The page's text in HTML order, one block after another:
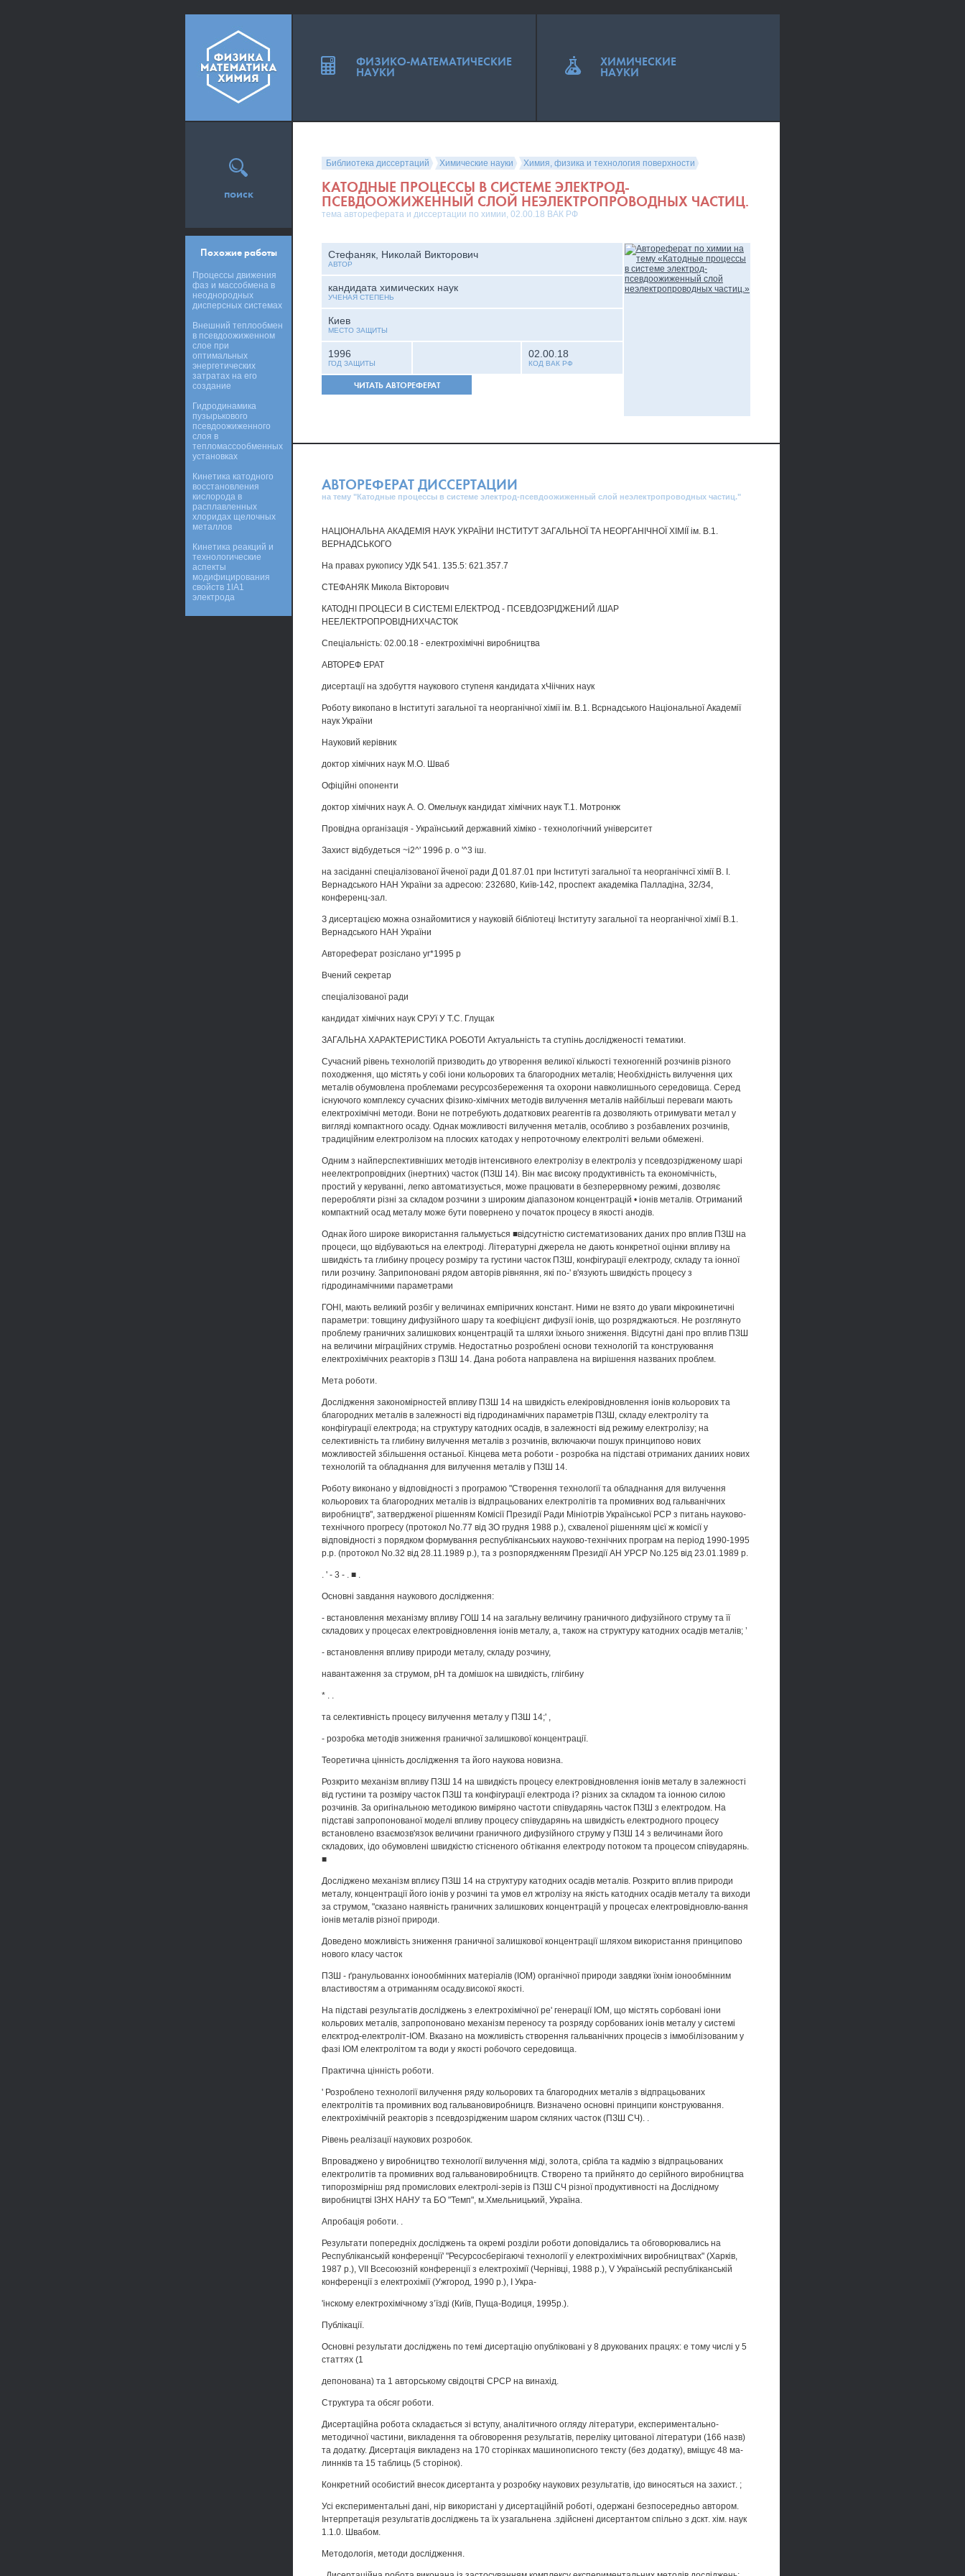
Библиотека диссертаций Химические науки Химия, физика и технология поверхности
КАТОДНЫЕ ПРОЦЕССЫ В СИСТЕМЕ ЭЛЕКТРОД-
ПСЕВДООЖИЖЕННЫЙ СЛОЙ НЕЭЛЕКТРОПРОВОДНЫХ ЧАСТИЦ.
тема автореферата и диссертации по химии, 02.00.18 ВАК РФ
Стефаняк, Николай Викторович
АВТОР
кандидата химических наук
УЧЕНАЯ СТЕПЕНЬ
Киев
МЕСТО ЗАЩИТЫ
1996
ГОД ЗАЩИТЫ
02.00.18
КОД ВАК РФ
ЧИТАТЬ АВТОРЕФЕРАТ
АВТОРЕФЕРАТ ДИССЕРТАЦИИ
на тему "Катодные процессы в системе электрод-псевдоожиженный слой неэлектропроводных частиц."
НАЦІОНАЛЬНА АКАДЕМІЯ НАУК УКРАЇНИ ІНСТИТУТ ЗАГАЛЬНОЇ ТА НЕОРГАНІЧНОЇ ХІМІЇ ім. В.1.
ВЕРНАДСЬКОГО
На правах рукопису УДК 541. 135.5: 621.357.7
СТЕФАНЯК Микола Вікторович
КАТОДНІ ПРОЦЕСИ В СИСТЕМІ ЕЛЕКТРОД - ПСЕВДОЗРІДЖЕНИЙ /ШАР
НЕЕЛЕКТРОПРОВІДНИХЧАСТОК
Спеціальність: 02.00.18 - електрохімічні виробництва
АВТОРЕФ ЕРАТ
дисертації на здобуття наукового ступеня кандидата хЧіічних наук
Роботу викопано в Інституті загальної та неорганічної хімії ім. В.1. Всрнадського Національної Академії
наук України
Науковий керівник
доктор хімічних наук М.О. Шваб
Офіційні опоненти
доктор хімічних наук А. О. Омельчук кандидат хімічних наук Т.1. Мотронкж
Провідна організація - Український державний хіміко - технологічний університет
Захист відбудеться ~і2^' 1996 р. о '^3 іш.
на засіданні спеціалізованої йченої ради Д 01.87.01 при Інституті загальної та неорганічнсї хімії В. І.
Вернадського НАН України за адресою: 232680, Київ-142, проспект академіка Палладіна, 32/34,
конференц-зал.
З дисертацією можна ознайомитися у науковій бібліотеці Інституту загальної та неорганічної хімії В.1.
Вернадського НАН України
Автореферат розіслано уг*1995 р
Вчений секретар
спеціалізованої ради
кандидат хімічних наук СРУї У Т.С. Глущак
ЗАГАЛЬНА ХАРАКТЕРИСТИКА РОБОТИ Актуальність та ступінь дослідженості тематики.
Сучасний рівень технологій призводить до утворення великої кількості техногенній розчинів різного
походження, що містять у собі іони кольорових та благородних металів; Необхідність вилучення цих
металів обумовлена проблемами ресурсозбереження та охорони навколишнього середовища. Серед
існуючого комплексу сучасних фізико-хімічних методів вилучення металів найбільші переваги мають
електрохімічні методи. Вони не потребують додаткових реагентів га дозволяють отримувати метал у
вигляді компактного осаду. Однак можливості вилучення металів, особливо з розбавлених розчинів,
традиційним електролізом на плоских катодах у непроточному електроліті вельми обмежені.
Одним з найперспективніших методів інтенсивного електролізу в електроліз у псевдозрідженому шарі
неелектропровідних (інертних) часток (ПЗШ 14). Він має високу продуктивність та економічність,
простий у керуванні, легко автоматизується, може працювати в безперервному режимі, дозволяє
переробляти різні за складом розчини з широким діапазоном концентрацій • іонів металів. Отриманий
компактний осад металу може бути повернено у початок процесу в якості анодів.
Однак його широке використання гальмується ■відсутністю систематизованих даних про вплив ПЗШ на
процеси, що відбуваються на електроді. Літературні джерела не дають конкретної оцінки впливу на
швидкість та глибину процесу розміру та густини часток ПЗШ, конфігурації електроду, складу та іонної
гили розчину. Заприпоновані рядом авторів рівняння, які по-' в'язують швидкість процесу з
гідродинамічними параметрами
ГОНІ, мають великий розбіг у величинах емпіричних констант. Ними не взято до уваги мікрокинетичні
параметри: товщину дифузійного шару та коефіцієнт дифузії іонів, що розряджаються. Не розглянуто
проблему граничних залишкових концентрацій та шляхи їхнього зниження. Відсутні дані про вплив ПЗШ
на величини міграційних струмів. Недостатньо розроблені основи технологій та конструювання
електрохімічних реакторів з ПЗШ 14. Дана робота направлена на вирішення названих проблем.
Мета роботи.
Дослідження закономірностей впливу ПЗШ 14 на швидкість елекіровідновлення іонів кольорових та
благородних металів в залежності від гідродинамічних параметрів ПЗШ, складу електроліту та
конфігурації електрода; на структуру катодних осадів, в залежності від режиму електролізу; на
селективність та глибину вилучення металів з розчинів, включаючи пошук принципово нових
можливостей збільшення останьої. Кінцева мета роботи - розробка на підставі отриманих даниих нових
технологій та обладнання для вилучення металів у ПЗШ 14.
Роботу виконано у відповідності з програмою "Створення технології та обладнання для вилучення
кольорових та благородних металів із відпрацьованих електролітів та промивних вод гальванічних
виробництв", затвердженої рішенням Комісії Президії Ради Мініотрів Української РСР з питань науково-
технічного прогресу (протокол No.77 від ЗО грудня 1988 p.), схваленої рішенням цієї ж комісії у
відповідності з порядком формування республіканських науково-технічних програм на період 1990-1995
p.p. (протокол No.32 від 28.11.1989 p.), та з розпорядженням Президії АН УРСР No.125 від 23.01.1989 р.
. ' - 3 - . ■ .
Основні завдання наукового дослідження:
- встановлення механізму впливу ГОШ 14 на загальну величину граничного дифузійного струму та її
складових у процесах електровідновлення іонів металу, а, також на структуру катодних осадів металів; ’
- встановлення впливу природи металу, складу розчину,
навантаження за струмом, рН та домішок на швидкість, глігбину
* . .
та селективність процесу вилучення металу у ПЗШ 14;' ,
- розробка методів зниження граничної залишкової концентрації.
Теоретична цінність дослідження та його наукова новизна.
Розкрито механізм впливу ПЗШ 14 на швидкість процесу електровідновлення іонів металу в залежності
від густини та розміру часток ПЗШ та конфігурації електрода і? різних за складом та іонною силою
розчинів. За оригінальною методикою виміряно частоти співударянь часток ПЗШ з електродом. На
підставі запропонованої моделі впливу процесу співударянь на швидкість електродного процесу
встановлено взаємозв'язок величини граничного дифузійного струму у ПЗШ 14 з величинами його
складових, ідо обумовлені швидкістю стісненого обтікання електроду потоком та процесом співударянь.
■
Досліджено механізм вплиєу ПЗШ 14 на структуру катодних осадів металів. Розкрито вплив природи
металу, концентрації його іонів у розчині та умов ел жтролізу на якість катодних осадів металу та виходи
за струмом, "сказано наявність граничних залишкових концентрацій у процесах електровідновлю-вання
іонів металів різної природи.
Доведено можливість зниження граничної залишкової концентрації шляхом використання принципово
нового класу часток
ПЗШ - ґранульованнх іонообмінних матеріалів (ІОМ) органічної природи завдяки їхнім іонообмінним
властивостям а отриманням осаду.високої якості.
На підставі результатів досліджень з електрохімічної ре' генерації ІОМ, що містять сорбовані іони
кольрових металів, запропоновано механізм переносу та розряду сорбованих іонів металу у системі
елєктрод-електроліт-ІОМ. Вказано на можливість створення гальванічних процесів з іммобілізованим у
фазі ІОМ електролітом та води у якості робочого середовища.
Практична цінність роботи.
' Розроблено технології вилучення ряду кольорових та благородних металів з відпрацьованих
електролітів та промивних вод гальвановиробницгв. Визначено основні принципи конструювання.
електрохімічній реакторів з псевдозрідженим шаром скляних часток (ПЗШ СЧ). .
Рівень реалізації наукових розробок.
Впроваджено у виробництво технології вилучення міді, золота, срібла та кадмію з відпрацьованих
електролитів та промивних вод гальвановиробництв. Створено та прийнято до серійного виробництва
типорозмірніш ряд промислових електролі-зерів із ПЗШ СЧ різної продуктивності на Дослідному
виробництві ІЗНХ НАНУ та БО "Темп", м.Хмельницький, Україна.
Апробація роботи. .
Результати попередніх досліджень та окремі розділи роботи доповідались та обговорювались на
Республіканській конференції' "Ресурсосберігаючі технології у електрохімічних виробництвах" (Харків,
1987 р.), VII Всесоюзній конференції з електрохімії (Чернівці, 1988 р.), V Українській республіканській
конференції з електрохімії (Ужгород, 1990 р.), І Укра-
'інскому електрохімічному з’їзді (Київ, Пуща-Водиця, 1995р.).
Публікації.
Основні результати досліджень по темі дисертацію опубліковані у 8 друкованих працях: е тому числі у 5
статтях (1
депонована) та 1 авторському свідоцтві СРСР на винахід.
Структура та обсяг роботи.
Дисертаційна робота складається зі вступу, аналітичного огляду літератури, експериментально-
методичної частини, викладення та обговорення результатів, переліку цитованої літератури (166 назв)
та додатку. Дисертація викладенз на 170 сторінках машинописного тексту (без додатку), вміщує 48 ма-
линнків та 15 таблиць (5 сторінок).
Конкретний особистий внесок дисертанта у розробку наукових результатів, ідо виносяться на захист. ;
Усі експериментальні дані, нір використані у дисертаційній роботі, одержані безпосередньо автором.
Інтерпретація результатів досліджень та їх узагальнена .здійснені дисертантом спільно з дскт. хім. наук
1.1.0. Швабом.
Методологія, методи дослідження.
поиск
Похожие работы
Процессы движения
фаз и массобмена в
неоднородных
дисперсных системах
Внешний теплообмен
в псевдоожиженном
слое при
оптимальных
энергетических
затратах на его
создание
Гидродинамика
пузырькового
псевдоожиженного
слоя в
тепломассообменных
установках
Кинетика катодного
восстановления
кислорода в
расплавленных
хлоридах щелочных
металлов
Кинетика реакций и
технологические
аспекты
модифицирования
свойств 1lA1
электрода
ФИЗИКО-МАТЕМАТИЧЕСКИЕ
НАУКИ
ХИМИЧЕСКИЕ
НАУКИ